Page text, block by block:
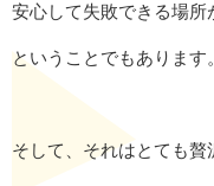
安心して失敗できる場所
ということでもあります。
そして、それはとても贅